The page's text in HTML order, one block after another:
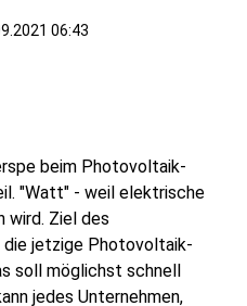
06:43
beim Photovoltaik-
"Watt" - weil elektrische
wird. Ziel des
jetzige Photovoltaik-
soll möglichst schnell
jedes Unternehmen,